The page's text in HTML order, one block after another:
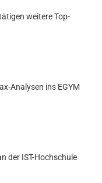
weitere Top-
Analysen ins EGYM
der IST-Hochschule